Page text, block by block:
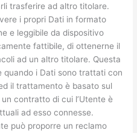
trasferire ad altro titolare.
i propri Dati in formato
e leggibile da dispositivo
fattibile, di ottenerne il
ad un altro titolare. Questa
quando i Dati sono trattati con
il trattamento è basato sul
contratto di cui l’Utente è
ad esso connesse.
può proporre un reclamo